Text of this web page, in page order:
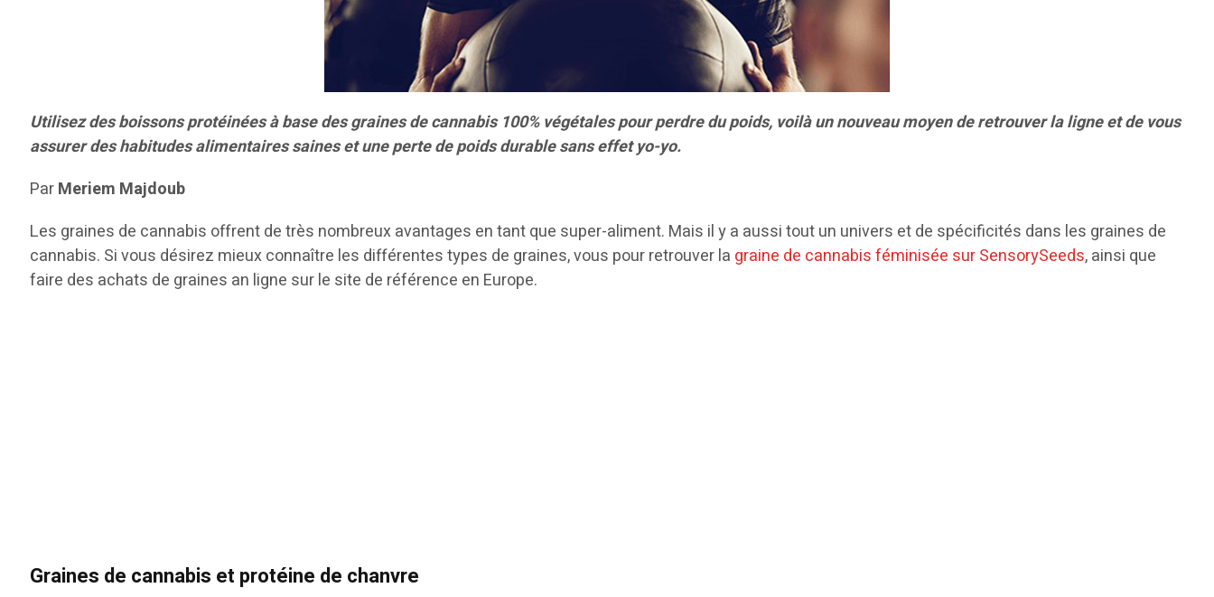
Utilisez des boissons protéinées à base des graines de cannabis 100% végétales pour perdre du poids, voilà un nouveau moyen de retrouver la ligne et de vous
assurer des habitudes alimentaires saines et une perte de poids durable sans effet yo-yo.
ParMeriem Majdoub
Les graines de cannabis offrent de très nombreux avantages en tant que super-aliment. Mais il y a aussi tout un univers et de spécificités dans les graines de
cannabis. Si vous désirez mieux connaître les différentes types de graines, vous pour retrouver la graine de cannabis féminisée sur SensorySeeds, ainsi que
faire des achats de graines an ligne sur le site de référence en Europe.
Graines de cannabis et protéine de chanvre